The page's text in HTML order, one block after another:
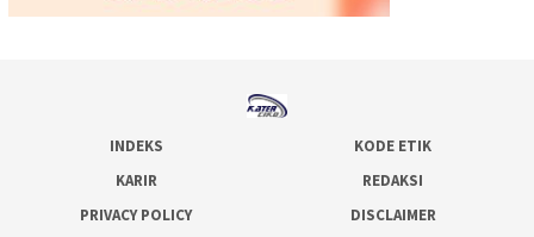
INDEKS
KODE ETIK
KARIR
REDAKSI
PRIVACY POLICY
DISCLAIMER